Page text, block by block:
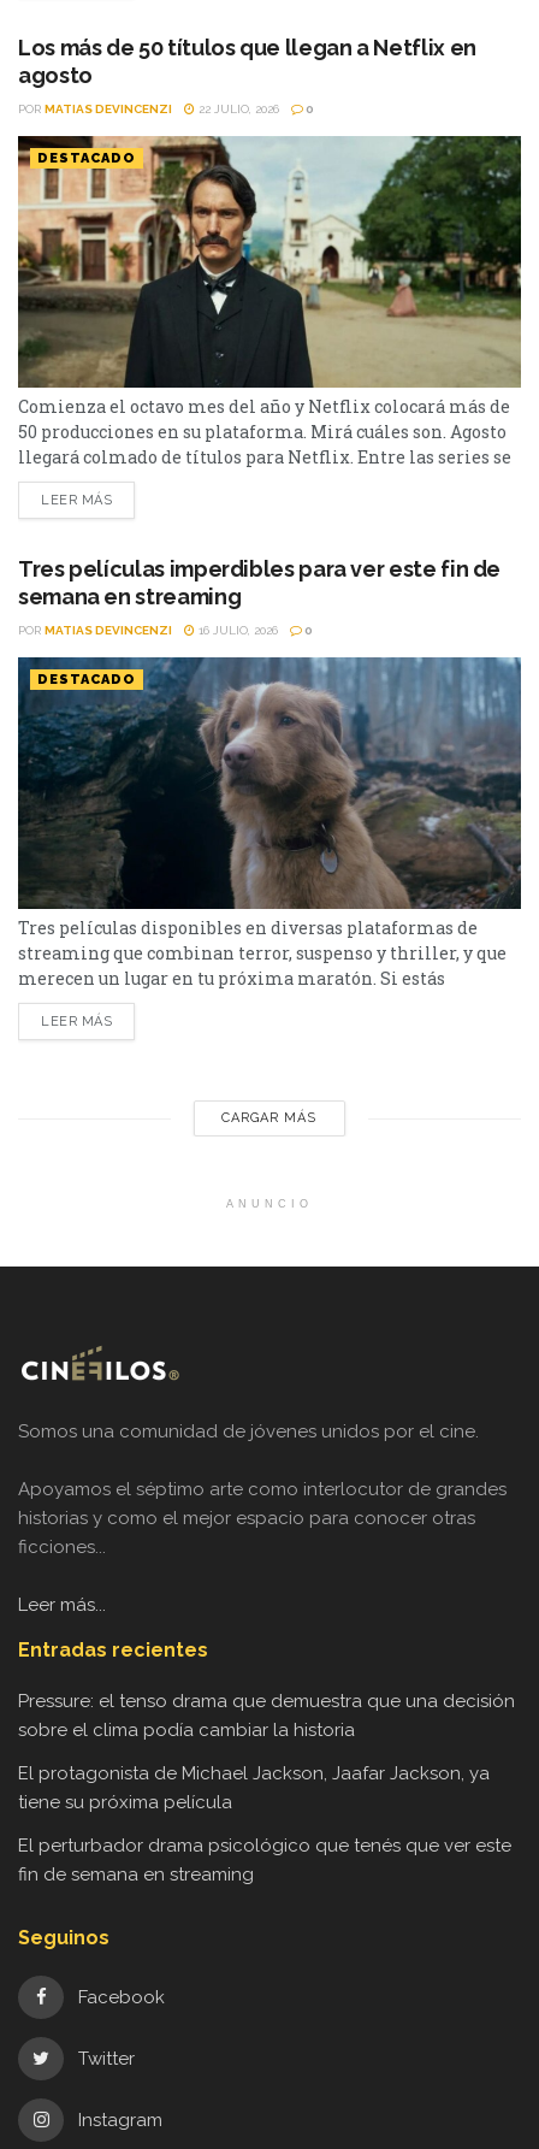
película de terror psicológico y el esperado regreso de...
Los más de 50 títulos que llegan a Netflix en
agosto
POR MATIAS DEVINCENZI 22 JULIO, 2026 0
DESTACADO
Comienza el octavo mes del año y Netflix colocará más de
50 producciones en su plataforma. Mirá cuáles son. Agosto
llegará colmado de títulos para Netflix. Entre las series se
destacan: Moria y la segunda parte de Cien Años de
Soledad, además de Toda la verdad de mis mentiras. Como
de...
LEER MÁS
Tres películas imperdibles para ver este fin de
semana en streaming
POR MATIAS DEVINCENZI 16 JULIO, 2026 0
DESTACADO
Tres películas disponibles en diversas plataformas de
streaming que combinan terror, suspenso y thriller, y que
merecen un lugar en tu próxima maratón. Si estás
buscando qué ver en streaming, hay tres películas muy
diferentes entre sí que llegaron a las principales
LEER MÁS
CARGAR MÁS
ANUNCIO
Somos una comunidad de jóvenes unidos por el cine.
Apoyamos el séptimo arte como interlocutor de grandes
historias y como el mejor espacio para conocer otras
ficciones...
Leer más...
Entradas recientes
Pressure: el tenso drama que demuestra que una decisión
sobre el clima podía cambiar la historia
El protagonista de Michael Jackson, Jaafar Jackson, ya
tiene su próxima película
El perturbador drama psicológico que tenés que ver este
fin de semana en streaming
Seguinos
Facebook
Twitter
Instagram